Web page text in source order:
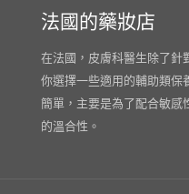
法國的藥妝店
在法國，皮膚科醫生除了針
你選擇一些適用的輔助類保
簡單，主要是為了配合敏感
的溫合性。